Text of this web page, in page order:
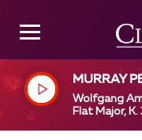
MURRAY
Wolfgang
Flat Major,